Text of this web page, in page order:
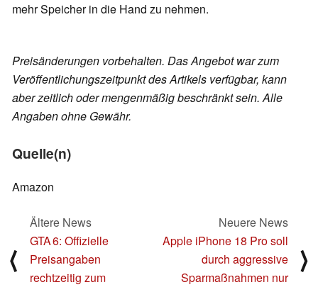
mehr Speicher in die Hand zu nehmen.
Preisänderungen vorbehalten. Das Angebot war zum
Veröffentlichungszeitpunkt des Artikels verfügbar, kann
aber zeitlich oder mengenmäßig beschränkt sein. Alle
Angaben ohne Gewähr.
Quelle(n)
Amazon
⟨
Ältere News
GTA 6: Offizielle
Preisangaben
rechtzeitig zum
Neuere News
Apple iPhone 18 Pro soll
durch aggressive
Sparmaßnahmen nur
⟩